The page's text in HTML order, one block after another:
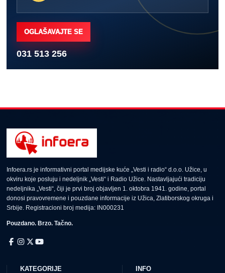
OGLAŠAVAJTE SE
031 513 256
Infoera.rs je informativni portal medijske kuće „Vesti i radio“ d.o.o. Užice, u
okviru koje posluju i nedeljnik „Vesti“ i Radio Užice. Nastavljajući tradiciju
nedeljnika „Vesti“, čiji je prvi broj objavljen 1. oktobra 1941. godine, portal
donosi pravovremene i pouzdane informacije iz Užica, Zlatiborskog okruga i
Srbije. Registracioni broj medija: IN000231
Pouzdano. Brzo. Tačno.
KATEGORIJE INFO